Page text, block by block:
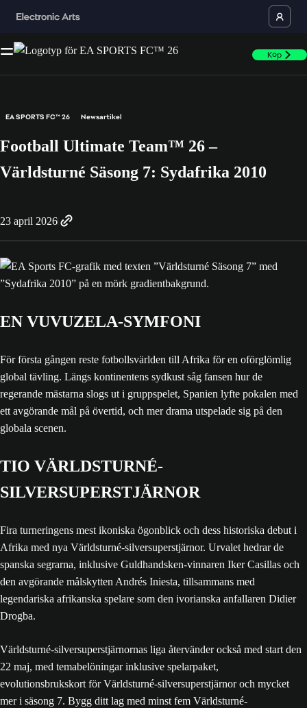
Köp
EA SPORTS FC™ 26 Newsartikel
Football Ultimate Team™ 26 –
Världsturné Säsong 7: Sydafrika 2010
23 april 2026
EN VUVUZELA-SYMFONI
För första gången reste fotbollsvärlden till Afrika för en oförglömlig
global tävling. Längs kontinentens sydkust såg fansen hur de
regerande mästarna slogs ut i gruppspelet, Spanien lyfte pokalen med
ett avgörande mål på övertid, och mer drama utspelade sig på den
globala scenen.
TIO VÄRLDSTURNÉ-
SILVERSUPERSTJÄRNOR
Fira turneringens mest ikoniska ögonblick och dess historiska debut i
Afrika med nya Världsturné-silversuperstjärnor. Urvalet hedrar de
spanska segrarna, inklusive Guldhandsken-vinnaren Iker Casillas och
den avgörande målskytten Andrés Iniesta, tillsammans med
legendariska afrikanska spelare som den ivorianska anfallaren Didier
Drogba.
Världsturné-silversuperstjärnornas liga återvänder också med start den
22 maj, med temabelöningar inklusive spelarpaket,
evolutionsbrukskort för Världsturné-silversuperstjärnor och mycket
mer i säsong 7. Bygg ditt lag med minst fem Världsturné-